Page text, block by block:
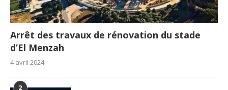
Arrêt des travaux de rénovation du stade
d’El Menzah
4 avril 2024
2